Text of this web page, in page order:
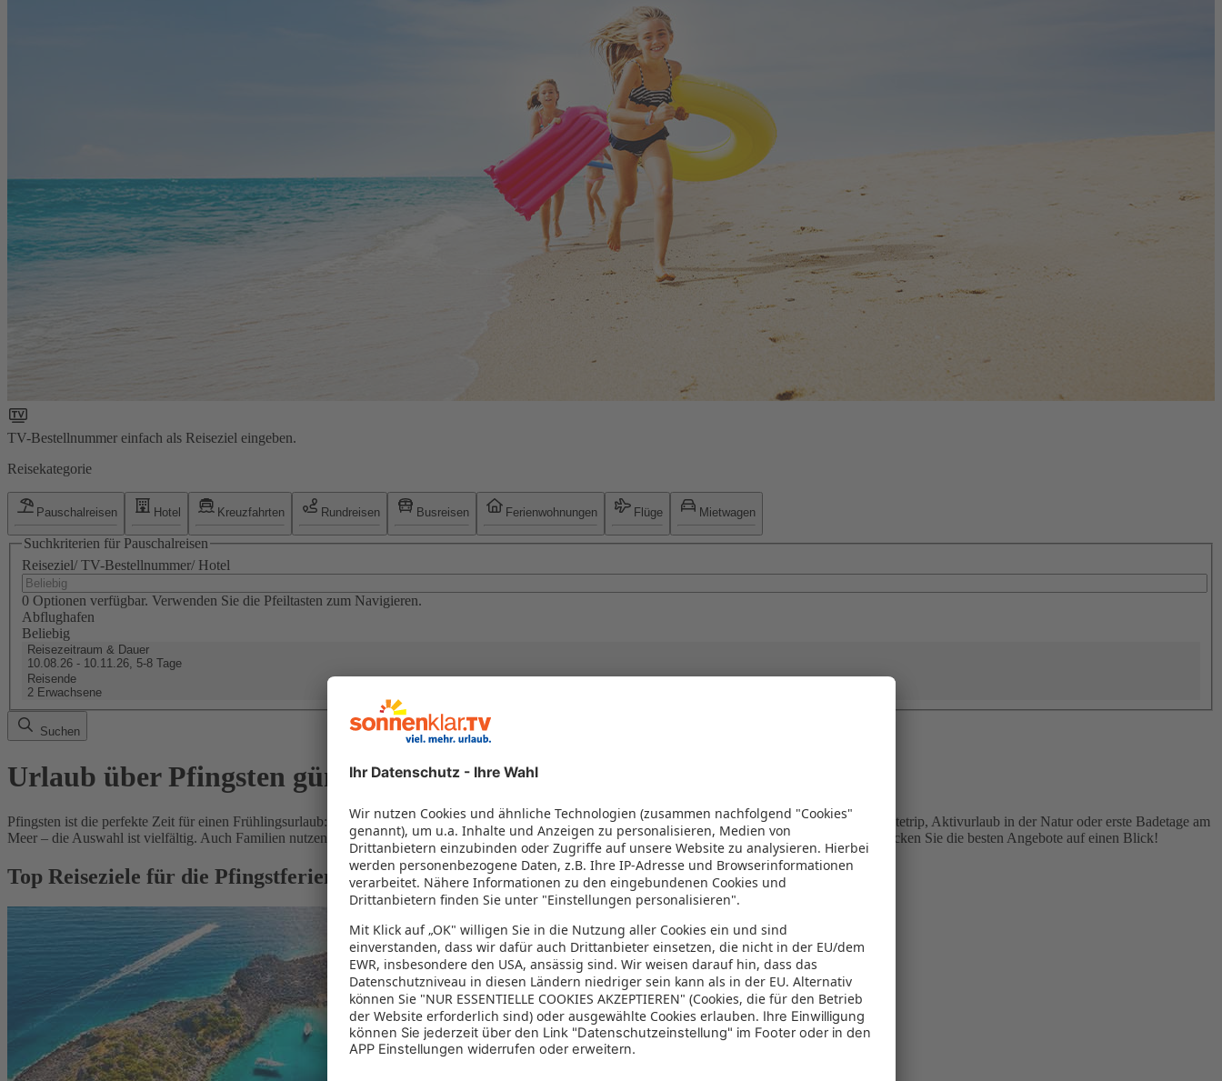
TV-Bestellnummer einfach als Reiseziel eingeben.
Reisekategorie
Pauschalreisen Hotel Kreuzfahrten Rundreisen Busreisen Ferienwohnungen Flüge Mietwagen
Suchkriterien für Pauschalreisen
Reiseziel/ TV-Bestellnummer/ Hotel
0 Optionen verfügbar. Verwenden Sie die Pfeiltasten zum Navigieren.
Abflughafen
Beliebig
Reisezeitraum & Dauer
10.08.26 - 10.11.26, 5-8 Tage
Reisende
2 Erwachsene
Suchen
Urlaub über Pfingsten günstig buchen
Pfingsten ist die perfekte Zeit für einen Frühlingsurlaub: Ein langes Wochenende, mildes Wetter und blühende Landschaften laden zur Auszeit ein. Ob Städtetrip, Aktivurlaub in der Natur oder erste Badetage am
Meer – die Auswahl ist vielfältig. Auch Familien nutzen die freien Tage gern für einen Kurzurlaub. Buchen Sie jetzt Ihren Urlaub über Pfingsten und entdecken Sie die besten Angebote auf einen Blick!
Top Reiseziele für die Pfingstferien